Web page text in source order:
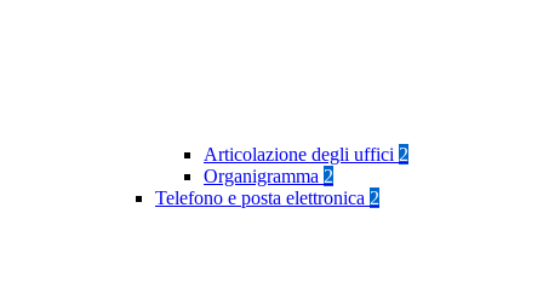
Articolazione degli uffici 2
Organigramma 2
Telefono e posta elettronica 2